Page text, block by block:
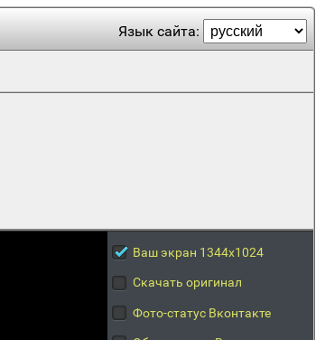
Язык сайта:
Ваш экран 1344x1024
Скачать оригинал
Фото-статус Вконтакте